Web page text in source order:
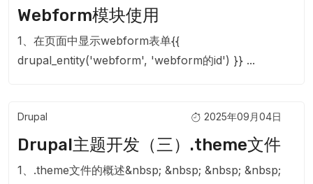
Webform模块使用
1、在页面中显示webform表单{{
drupal_entity('webform', 'webform的id') }} ...
Drupal 2025年09月04日
Drupal主题开发（三）.theme文件
1、.theme文件的概述&nbsp; &nbsp; &nbsp; &nbsp;